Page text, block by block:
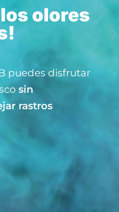
los olores
puedes disfrutar
sin
rastros